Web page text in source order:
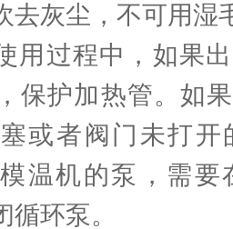
去灰尘，不可用湿
过程中，如果出
保护加热管。如
或者阀门未打
温机的泵，需
环泵。